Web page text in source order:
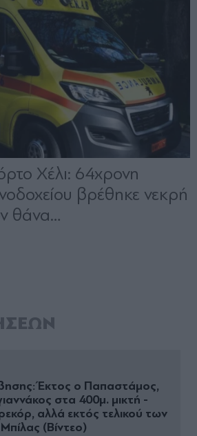
Έκτος ο Παπαστάμος,
στα 400μ. μικτή -
αλλά εκτός τελικού των
(Βίντεο)